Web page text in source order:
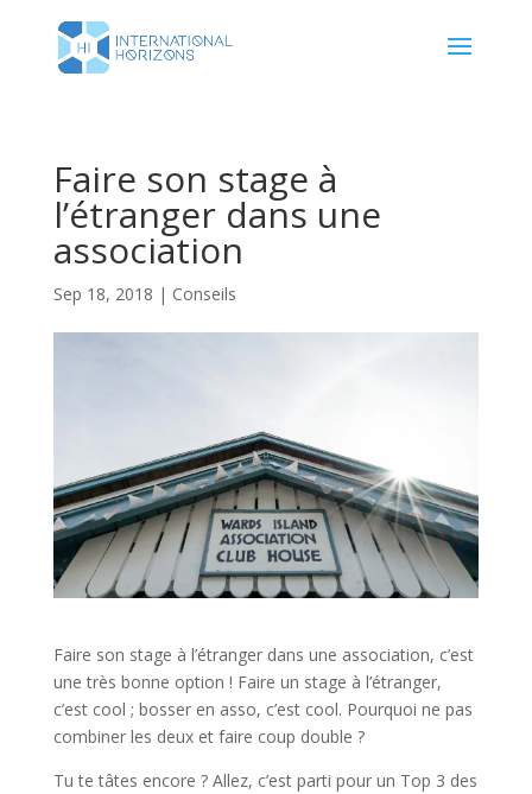
Faire son stage à
l’étranger dans une
association
Sep 18, 2018 | Conseils
Faire son stage à l’étranger dans une association, c’est
une très bonne option ! Faire un stage à l’étranger,
c’est cool ; bosser en asso, c’est cool. Pourquoi ne pas
combiner les deux et faire coup double ?
Tu te tâtes encore ? Allez, c’est parti pour un Top 3 des